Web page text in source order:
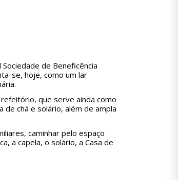
de Beneficência
se, hoje, como um lar
que serve ainda como
de chá e solário, além de ampla
caminhar pelo espaço
a capela, o solário, a Casa de